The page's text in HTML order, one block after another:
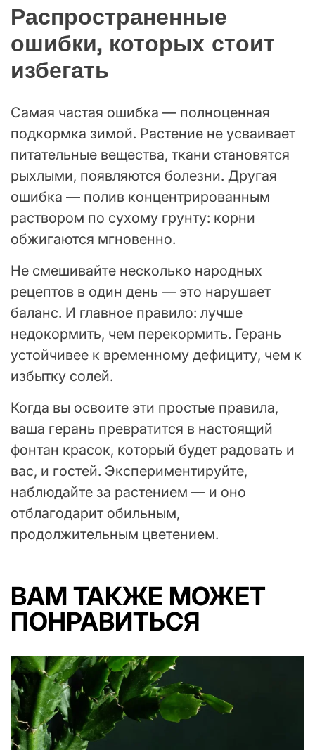
Распространенные
ошибки, которых стоит
избегать
Самая частая ошибка — полноценная
подкормка зимой. Растение не усваивает
питательные вещества, ткани становятся
рыхлыми, появляются болезни. Другая
ошибка — полив концентрированным
раствором по сухому грунту: корни
обжигаются мгновенно.
Не смешивайте несколько народных
рецептов в один день — это нарушает
баланс. И главное правило: лучше
недокормить, чем перекормить. Герань
устойчивее к временному дефициту, чем к
избытку солей.
Когда вы освоите эти простые правила,
ваша герань превратится в настоящий
фонтан красок, который будет радовать и
вас, и гостей. Экспериментируйте,
наблюдайте за растением — и оно
отблагодарит обильным,
продолжительным цветением.
ВАМ ТАКЖЕ МОЖЕТ
ПОНРАВИТЬСЯ